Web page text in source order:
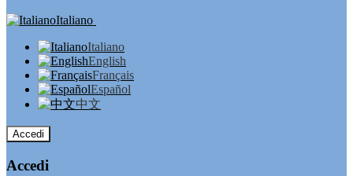
Italiano
Italiano
English
Français
Español
中文
Accedi
Accedi